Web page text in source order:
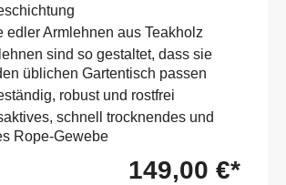
edler Armlehnen aus Teakholz
sind so gestaltet, dass sie
üblichen Gartentisch passen
robust und rostfrei
schnell trocknendes und
Rope-Gewebe
149,00 €*